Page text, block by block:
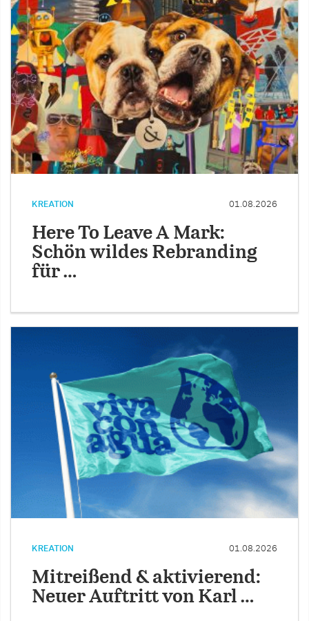
KREATION 01.08.2026
Here To Leave A Mark:
Schön wildes Rebranding
für …
KREATION 01.08.2026
Mitreißend & aktivierend:
Neuer Auftritt von Karl …